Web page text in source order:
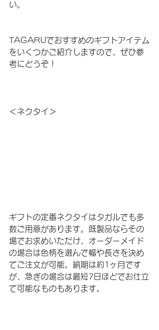
い。
TAGARUでおすすめのギフトアイテム
をいくつかご紹介しますので、ぜひ参
考にどうぞ！
＜ネクタイ＞
ギフトの定番ネクタイはタガルでも多
数ご用意があります。既製品ならその
場でお求めいただけ、オーダーメイド
の場合は色柄を選んで幅や長さを決め
てご注文が可能。納期は約1ヶ月です
が、急ぎの場合は最短7日ほどでお仕立
て可能なものもあります。